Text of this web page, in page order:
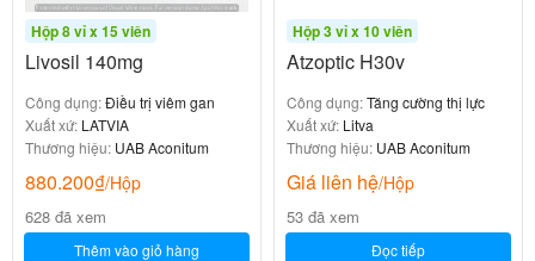
Hộp 8 vỉ x 15 viên
Livosil 140mg
Công dụng:Điều trị viêm gan
Xuất xứ: LATVIA
Thương hiệu: UAB Aconitum
880.200₫/Hộp
628 đã xem
Thêm vào giỏ hàng
Hộp 3 vỉ x 10 viên
Atzoptic H30v
Công dụng:Tăng cường thị lực
Xuất xứ: Litva
Thương hiệu: UAB Aconitum
Giá liên hệ/Hộp
53 đã xem
Đọc tiếp